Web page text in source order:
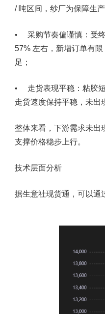
/ 吨区间，纱厂为保障生
• 采购节奏偏谨慎：受终
57% 左右，新增订单有
足；
• 走货表现平稳：粘胶短
走货速度保持平稳，未出
整体来看，下游需求未出
支撑价格稳步上行。
技术层面分析
据生意社现货通，可以通